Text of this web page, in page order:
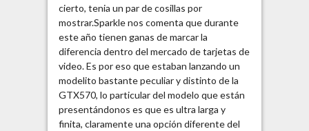
cierto, tenia un par de cosillas por
mostrar.Sparkle nos comenta que durante
este año tienen ganas de marcar la
diferencia dentro del mercado de tarjetas de
video. Es por eso que estaban lanzando un
modelito bastante peculiar y distinto de la
GTX570, lo particular del modelo que están
presentándonos es que es ultra larga y
finita, claramente una opción diferente del